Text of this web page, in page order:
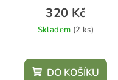
320 Kč
Skladem (2 ks)
DO KOŠÍKU